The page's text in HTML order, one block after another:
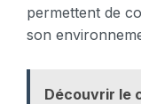
permettent de
son
Découvrir le